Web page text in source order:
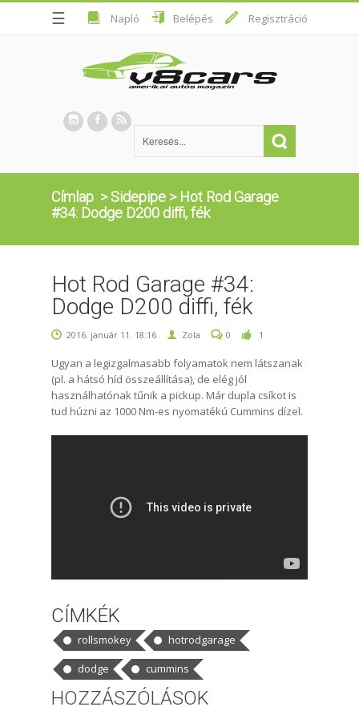
☰ Napló Belépés Regisztráció
Címlap >Sidepipe > Hot Rod Garage
#34: Dodge D200 diffi, fék
Hot Rod Garage #34:
Dodge D200 diffi, fék
2016. január 11. 18:16 Zola 0 1
Ugyan a legizgalmasabb folyamatok nem látszanak
(pl. a hátsó híd összeállítása), de elég jól
használhatónak tűnik a pickup. Már dupla csíkot is
tud húzni az 1000 Nm-es nyomatékú Cummins dízel.
CÍMKÉK
rollsmokey
hotrodgarage
dodge
cummins
HOZZÁSZÓLÁSOK